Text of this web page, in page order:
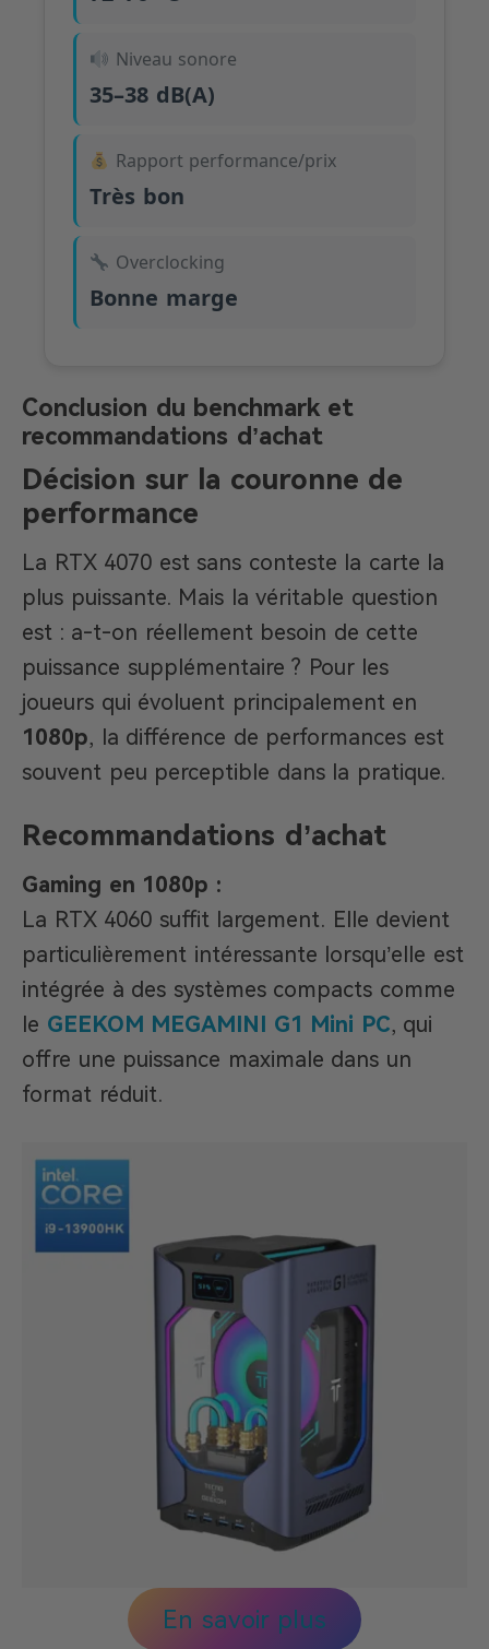
Niveau sonore
35–38 dB(A)
Rapport performance/prix
Très bon
Overclocking
Bonne marge
Conclusion du benchmark et
recommandations d’achat
Décision sur la couronne de
performance
La RTX 4070 est sans conteste la carte la
plus puissante. Mais la véritable question
est : a-t-on réellement besoin de cette
puissance supplémentaire ? Pour les
joueurs qui évoluent principalement en
1080p, la différence de performances est
souvent peu perceptible dans la pratique.
Recommandations d’achat
Gaming en 1080p :
La RTX 4060 suffit largement. Elle devient
particulièrement intéressante lorsqu’elle est
intégrée à des systèmes compacts comme
le GEEKOM MEGAMINI G1 Mini PC, qui
offre une puissance maximale dans un
format réduit.
En savoir plus